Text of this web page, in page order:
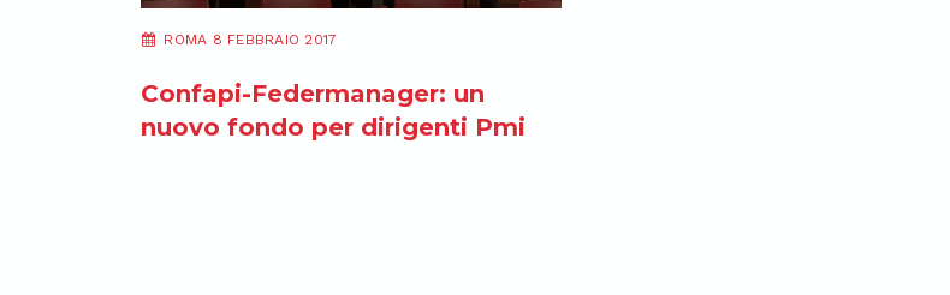
ROMA 8 FEBBRAIO 2017
Confapi-Federmanager: un
nuovo fondo per dirigenti Pmi